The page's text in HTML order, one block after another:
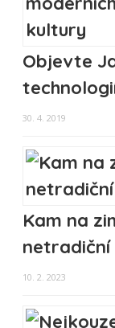
Objevte
30. 4. 2019
Kam na
10. 2. 2023